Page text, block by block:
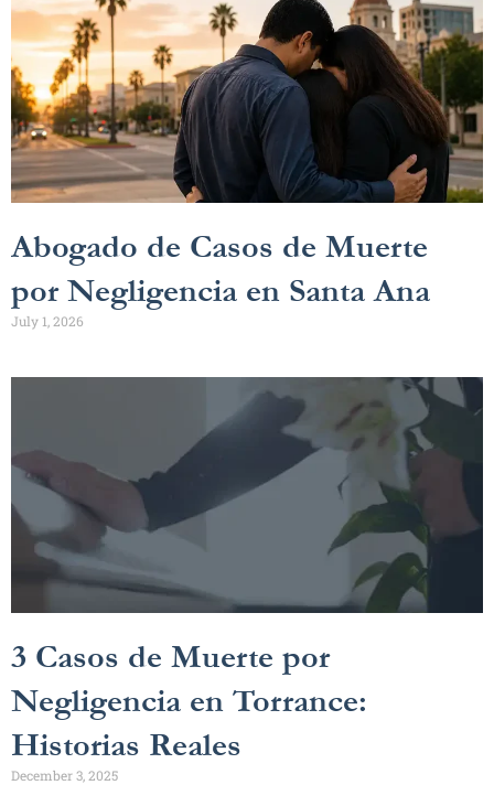
Abogado de Casos de Muerte
por Negligencia en Santa Ana
July 1, 2026
3 Casos de Muerte por
Negligencia en Torrance:
Historias Reales
December 3, 2025